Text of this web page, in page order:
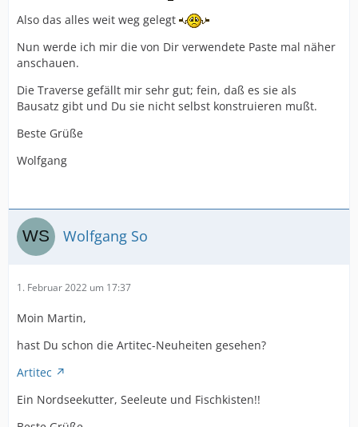
Also das alles weit weg gelegt
Nun werde ich mir die von Dir verwendete Paste mal näher
anschauen.
Die Traverse gefällt mir sehr gut; fein, daß es sie als
Bausatz gibt und Du sie nicht selbst konstruieren mußt.
Beste Grüße
Wolfgang
Wolfgang So
1. Februar 2022 um 17:37
Moin Martin,
hast Du schon die Artitec-Neuheiten gesehen?
Artitec
Ein Nordseekutter, Seeleute und Fischkisten!!